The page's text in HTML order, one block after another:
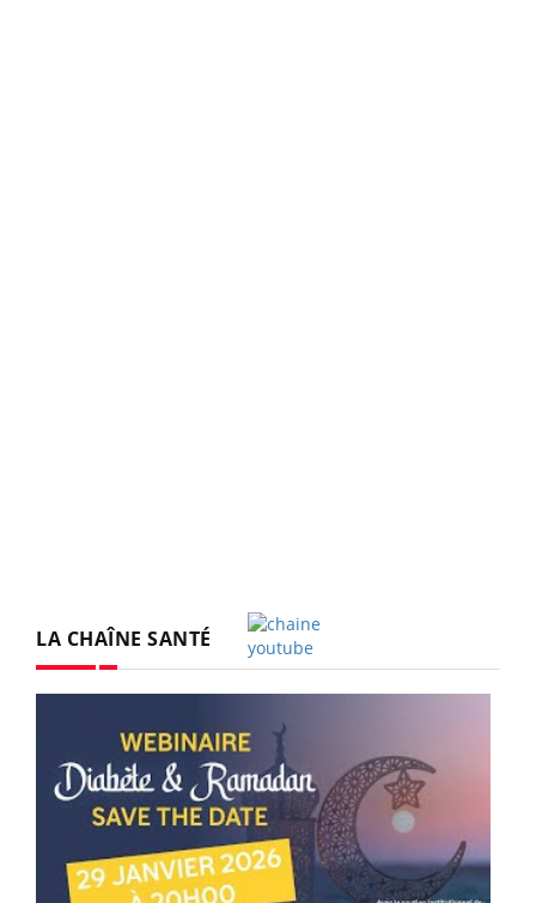
LA CHAÎNE SANTÉ